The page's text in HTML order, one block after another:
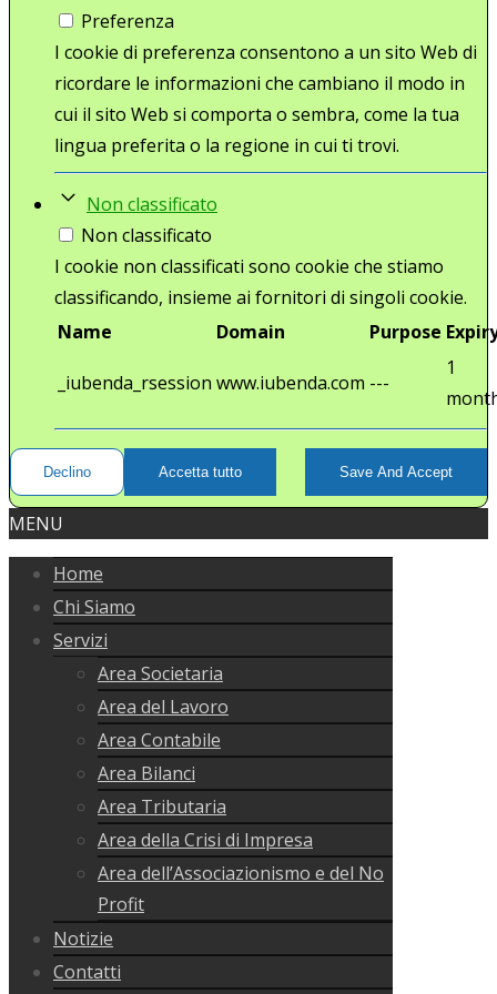
Preferenza
I cookie di preferenza consentono a un sito Web di
ricordare le informazioni che cambiano il modo in
cui il sito Web si comporta o sembra, come la tua
lingua preferita o la regione in cui ti trovi.
Non classificato
Non classificato
I cookie non classificati sono cookie che stiamo
classificando, insieme ai fornitori di singoli cookie.
Name
Domain Purpose
_iubenda_rsession www.iubenda.com ---
1
Declino Accetta tutto Save And Accept
MENU
Home
Chi Siamo
Servizi
Area Societaria
Area del Lavoro
Area Contabile
Area Bilanci
Area Tributaria
Area della Crisi di Impresa
Area dell’Associazionismo e del No
Profit
Notizie
Contatti